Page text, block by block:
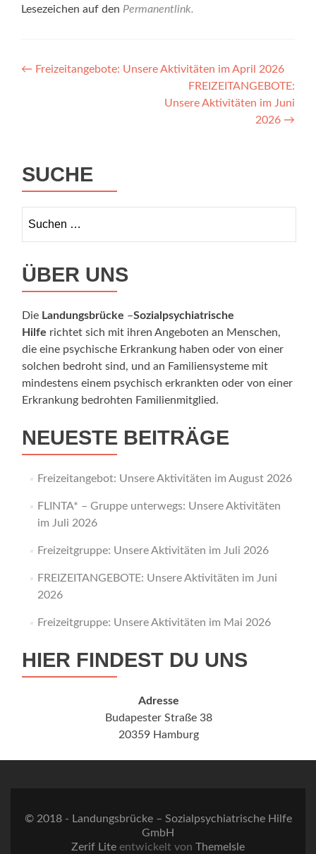
Lesezeichen auf den Permanentlink.
Beitragsnavigation
← Freizeitangebote: Unsere Aktivitäten im April 2026
FREIZEITANGEBOTE:
Unsere Aktivitäten im Juni
2026 →
SUCHE
nach:
ÜBER UNS
Die Landungsbrücke –Sozialpsychiatrische
Hilfe richtet sich mit ihren Angeboten an Menschen,
die eine psychische Erkrankung haben oder von einer
solchen bedroht sind, und an Familiensysteme mit
mindestens einem psychisch erkrankten oder von einer
Erkrankung bedrohten Familienmitglied.
NEUESTE BEITRÄGE
Freizeitangebot: Unsere Aktivitäten im August 2026
FLINTA* – Gruppe unterwegs: Unsere Aktivitäten
im Juli 2026
Freizeitgruppe: Unsere Aktivitäten im Juli 2026
FREIZEITANGEBOTE: Unsere Aktivitäten im Juni
2026
Freizeitgruppe: Unsere Aktivitäten im Mai 2026
HIER FINDEST DU UNS
Adresse
Budapester Straße 38
20359 Hamburg
© 2018 - Landungsbrücke – Sozialpsychiatrische Hilfe
GmbH
Zerif Lite entwickelt von ThemeIsle